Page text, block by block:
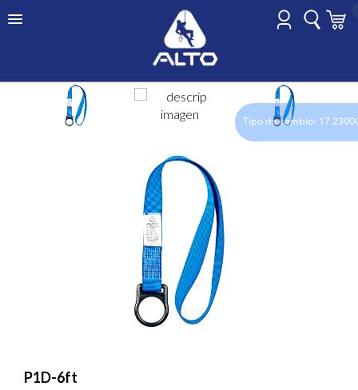
Tipo de cambio:
DIELECTRIC
P1D-6ft